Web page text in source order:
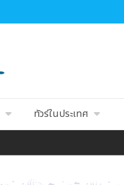
ทัวร์ในประเทศ